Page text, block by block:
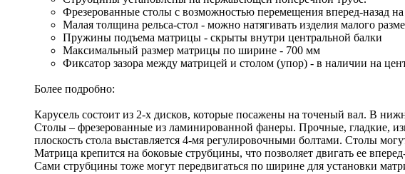
Фрезерованные столы с возможностью перемещения вперед-назад
Малая толщина рельса-стол - можно натягивать изделия малого
Пружины подъема матрицы - скрыты внутри центральной балки
Максимальный размер матрицы по ширине - 700 мм
Фиксатор зазора между матрицей и столом (упор) - в наличии на
Более подробно:
Карусель состоит из 2-х дисков, которые посажены на точеный вал. В
Столы – фрезерованные из ламинированной фанеры. Прочные, гладкие,
плоскость стола выставляется 4-мя регулировочными болтами. Столы
Матрица крепится на боковые струбцины, что позволяет двигать ее
Сами струбцины тоже могут передвигаться по ширине для установки